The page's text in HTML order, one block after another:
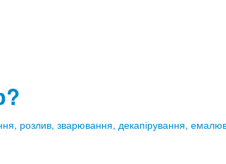
розлив, зварювання, декапірування,